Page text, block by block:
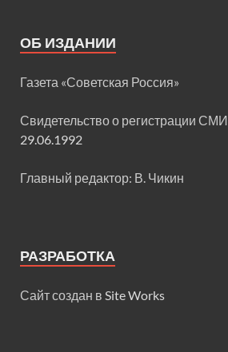
ОБ ИЗДАНИИ
Газета «Советская Россия»
Свидетельство о регистрации СМИ
29.06.1992
Главный редактор: В. Чикин
РАЗРАБОТКА
Сайт создан в Site Works